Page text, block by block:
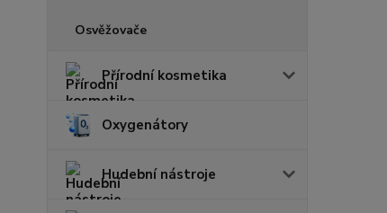
Osvěžovače
Přírodní kosmetika
Oxygenátory
Hudební nástroje